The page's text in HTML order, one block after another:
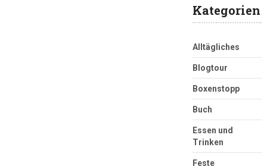
Kategorien
Alltägliches
Blogtour
Boxenstopp
Buch
Essen und
Trinken
Feste